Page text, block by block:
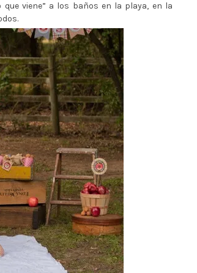
viene” a los baños en la playa, en la